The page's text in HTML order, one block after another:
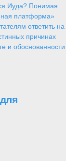
Иуда? Понимая
платформа»
ответить на
причинах
и обоснованности